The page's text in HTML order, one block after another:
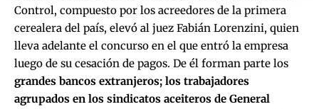
Control, compuesto por los acreedores de la primera
cerealera del país, elevó al juez Fabián Lorenzini, quien
lleva adelante el concurso en el que entró la empresa
luego de su cesación de pagos. De él forman parte los
grandes bancos extranjeros; los trabajadores
agrupados en los sindicatos aceiteros de General